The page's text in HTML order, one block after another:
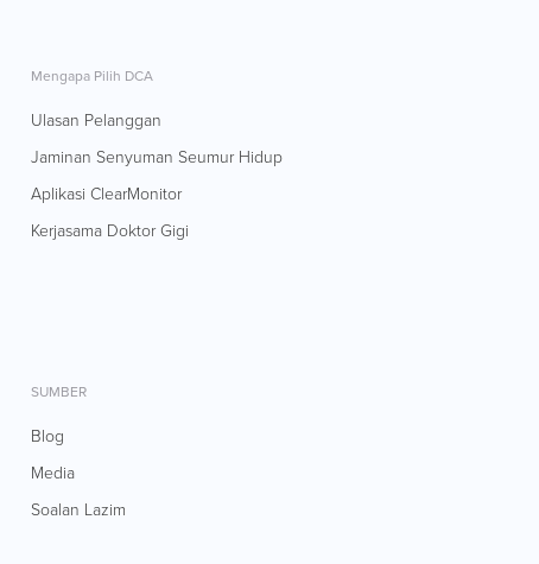
Mengapa Pilih DCA
Ulasan Pelanggan
Jaminan Senyuman Seumur Hidup
Aplikasi ClearMonitor
Kerjasama Doktor Gigi
SUMBER
Blog
Media
Soalan Lazim